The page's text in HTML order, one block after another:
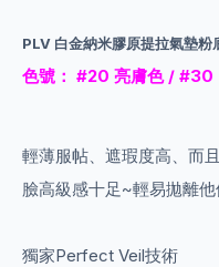
PLV 白金納米膠原提拉氣墊粉
色號： #20 亮膚色 / #30
輕薄服帖、遮瑕度高、而
臉高級感十足~輕易拋離他
獨家Perfect Veil技術